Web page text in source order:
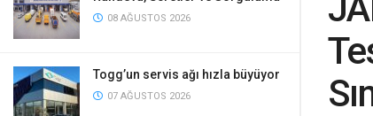
08 AĞUSTOS 2026
Togg’un servis ağı hızla büyüyor
07 AĞUSTOS 2026